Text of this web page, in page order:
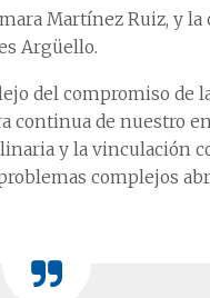
Martínez Ruiz, y la
Argüello.
del compromiso de
continua de nuestro
y la vinculación
complejos